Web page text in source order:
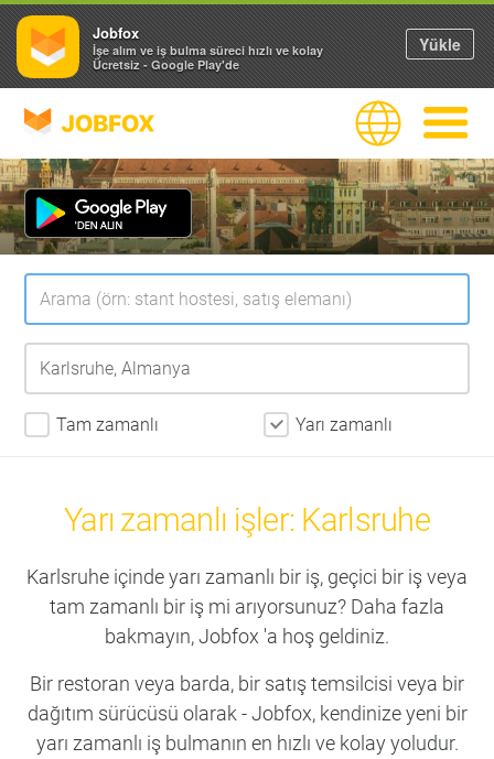
JOBFOX Dil
Tam zamanlı Yarı zamanlı
Yarı zamanlı işler: Karlsruhe
Karlsruhe içinde yarı zamanlı bir iş, geçici bir iş veya
tam zamanlı bir iş mi arıyorsunuz? Daha fazla
bakmayın, Jobfox 'a hoş geldiniz.
Bir restoran veya barda, bir satış temsilcisi veya bir
dağıtım sürücüsü olarak - Jobfox, kendinize yeni bir
yarı zamanlı iş bulmanın en hızlı ve kolay yoludur.
Jobfox
İşe alım ve iş bulma süreci hızlı ve kolay
Ücretsiz - Google Play'de
Yükle